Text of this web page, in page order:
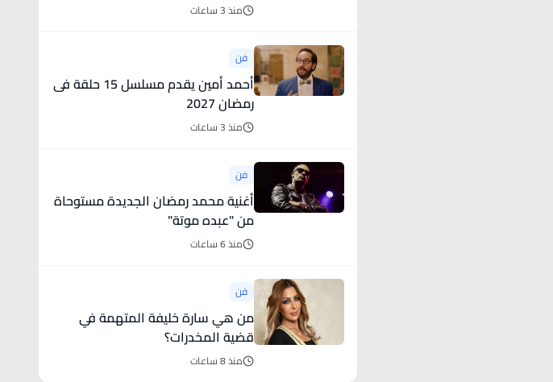
منذ 3 ساعات
فن
أحمد أمين يقدم مسلسل 15 حلقة فى
رمضان 2027
منذ 3 ساعات
فن
أغنية محمد رمضان الجديدة مستوحاة
من "عبده موتة"
منذ 6 ساعات
فن
من هي سارة خليفة المتهمة في
قضية المخدرات؟
منذ 8 ساعات